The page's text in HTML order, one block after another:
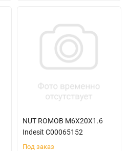
NUT ROMOB M6X20X1.6
Indesit C00065152
Под заказ